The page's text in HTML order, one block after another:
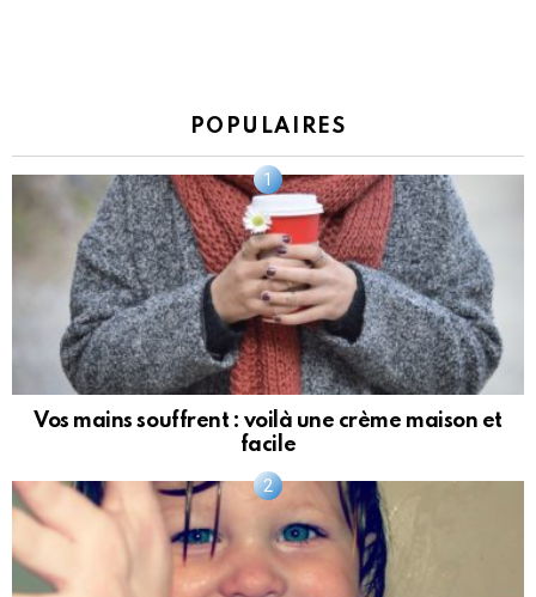
POPULAIRES
Vos mains souffrent : voilà une crème maison et
facile